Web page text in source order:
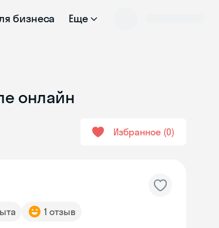
бизнеса Еще
онлайн
Избранное 0
1 отзыв